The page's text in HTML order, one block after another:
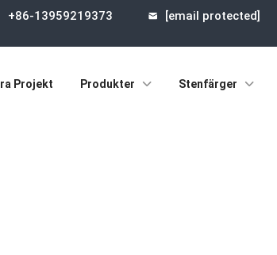
+86-13959219373 [email protected]
Projekt Produkter Stenfärger